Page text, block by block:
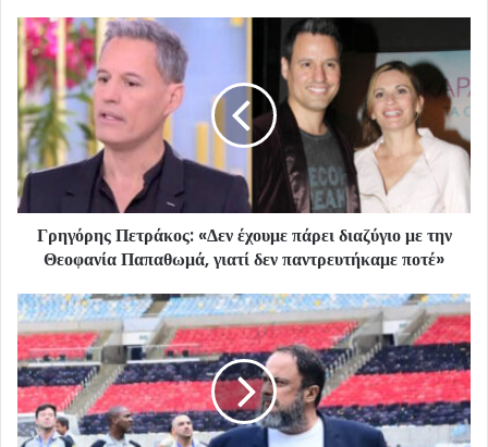
Γρηγόρης Πετράκος: «Δεν έχουμε πάρει διαζύγιο με την
Θεοφανία Παπαθωμά, γιατί δεν παντρευτήκαμε ποτέ»